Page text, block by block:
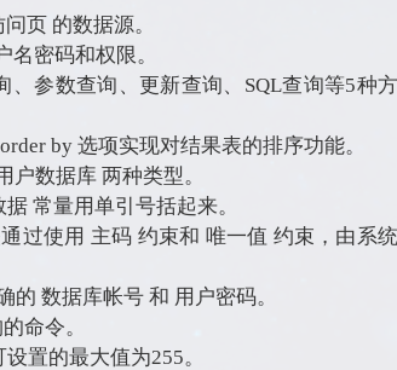
页 的数据源。
密码和权限。
、参数查询、更新查询、SQL查询等5种方
by 选项实现对结果表的排序功能。
户数据库 两种类型。
常量用单引号括起来。
过使用 主码 约束和 唯一值 约束，由系统
的 数据库帐号 和 用户密码。
命令。
置的最大值为255。